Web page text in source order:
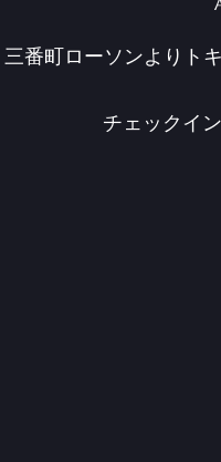
三番町ローソンよりト
チェックイ